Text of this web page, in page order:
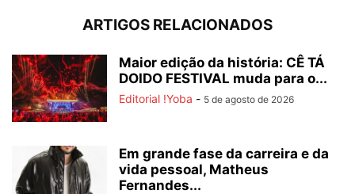
ARTIGOS RELACIONADOS
Maior edição da história: CÊ TÁ
DOIDO FESTIVAL muda para o...
Editorial !Yoba - 5 de agosto de 2026
Em grande fase da carreira e da
vida pessoal, Matheus
Fernandes...